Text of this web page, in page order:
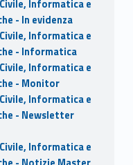
Informatica e
- In evidenza
Informatica e
- Informatica
Informatica e
- Monitor
Informatica e
- Newsletter
Informatica e